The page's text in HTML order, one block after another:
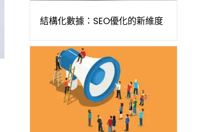
結構化數據：SEO優化的新維度